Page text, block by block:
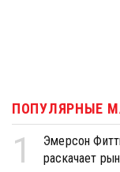
ПОПУЛЯРНЫЕ
1
Эмерсон
раскачает